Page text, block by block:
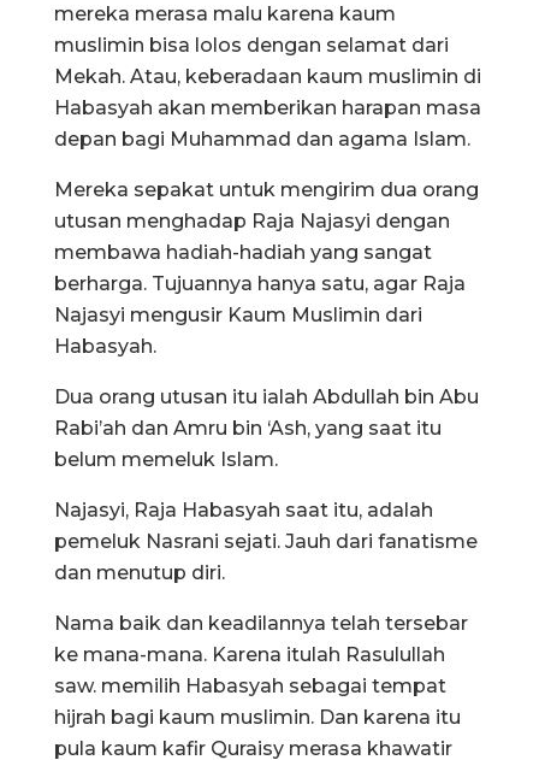
mereka merasa malu karena kaum
muslimin bisa lolos dengan selamat dari
Mekah. Atau, keberadaan kaum muslimin di
Habasyah akan memberikan harapan masa
depan bagi Muhammad dan agama Islam.
Mereka sepakat untuk mengirim dua orang
utusan menghadap Raja Najasyi dengan
membawa hadiah-hadiah yang sangat
berharga. Tujuannya hanya satu, agar Raja
Najasyi mengusir Kaum Muslimin dari
Habasyah.
Dua orang utusan itu ialah Abdullah bin Abu
Rabi’ah dan Amru bin ‘Ash, yang saat itu
belum memeluk Islam.
Najasyi, Raja Habasyah saat itu, adalah
pemeluk Nasrani sejati. Jauh dari fanatisme
dan menutup diri.
Nama baik dan keadilannya telah tersebar
ke mana-mana. Karena itulah Rasulullah
saw. memilih Habasyah sebagai tempat
hijrah bagi kaum muslimin. Dan karena itu
pula kaum kafir Quraisy merasa khawatir